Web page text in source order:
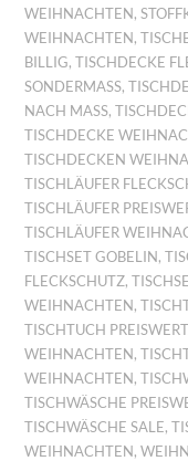
WEIHNACHTEN,
WEIHNACHTEN,
BILLIG,TISCHDECKE
SONDERMASS ,
NACH MASS ,
TISCHDECKE
TISCHDECKEN
TISCHLÄUFER
TISCHLÄUFER
TISCHLÄUFER
TISCHSET GOBELIN,
FLECKSCHUTZ,
WEIHNACHTEN,
TISCHTUCH PREISWERT
WEIHNACHTEN,
WEIHNACHTEN,
TISCHWÄSCHE
TISCHWÄSCHE SALE,
WEIHNACHTEN,